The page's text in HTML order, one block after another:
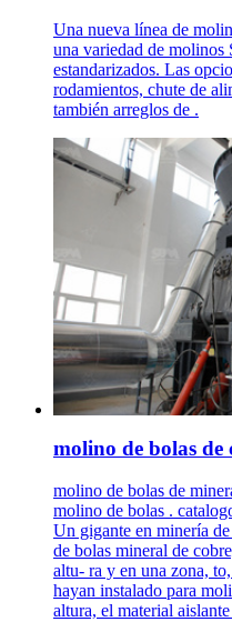
Una nueva línea de
una variedad de molinos
estandarizados. Las
rodamientos, chute de
también arreglos de .
molino de bolas
molino de bolas de
molino de bolas .
Un gigante en minería
de bolas mineral de
altu- ra y en una zona,
hayan instalado para
altura, el material